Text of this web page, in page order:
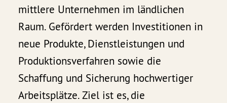
mittlere Unternehmen im ländlichen
Raum. Gefördert werden Investitionen in
neue Produkte, Dienstleistungen und
Produktionsverfahren sowie die
Schaffung und Sicherung hochwertiger
Arbeitsplätze. Ziel ist es, die